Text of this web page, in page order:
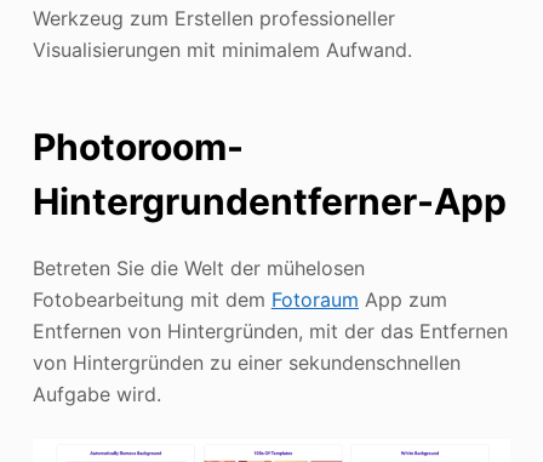
Werkzeug zum Erstellen professioneller
Visualisierungen mit minimalem Aufwand.
Photoroom-
Hintergrundentferner-App
Betreten Sie die Welt der mühelosen
Fotobearbeitung mit dem Fotoraum App zum
Entfernen von Hintergründen, mit der das Entfernen
von Hintergründen zu einer sekundenschnellen
Aufgabe wird.